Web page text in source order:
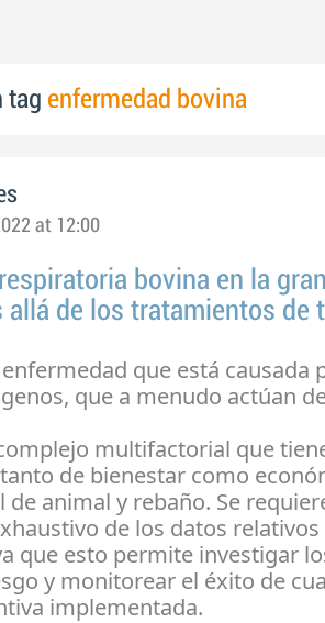
tag enfermedad bovina
at 12:00
bovina en la
allá de los tratamientos de
enfermedad que está causada
que a menudo actúan
multifactorial que
de bienestar como
de animal y rebaño. Se
de los datos relativos
que esto permite investigar
y monitorear el éxito de
implementada.